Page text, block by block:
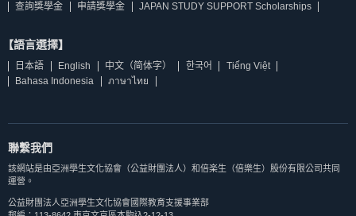
查詢獎學金 申請獎學金 JAPAN STUDY SUPPORT Scholarships
【語言選擇】
日本語 English 中文（简体字） 한국어
Tiếng Việt
Bahasa Indonesia
ภาษาไทย
聯繫我們
該網站是由亞洲學生文化協會（公益財團法人）和倍楽生（倍樂生）股份有限公司共同
運營。
公益財團法人亞洲學生文化協會國際教育支援事業部